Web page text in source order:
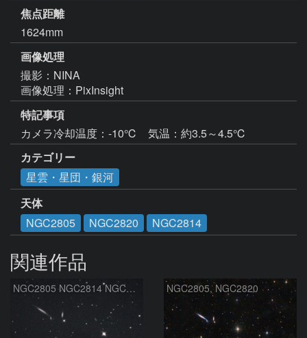
焦点距離
1624mm
画像処理
撮影：NINA
特記事項
カメラ冷却温度：-10℃　気温：約3.5～4.5℃
カテゴリー
星雲・星団・銀河
天体
NGC2805
NGC2820 NGC2814
関連作品
NGC2805 NGC2814 NGC2820 IC2458 おおぐま座 NGC2805, NGC2820